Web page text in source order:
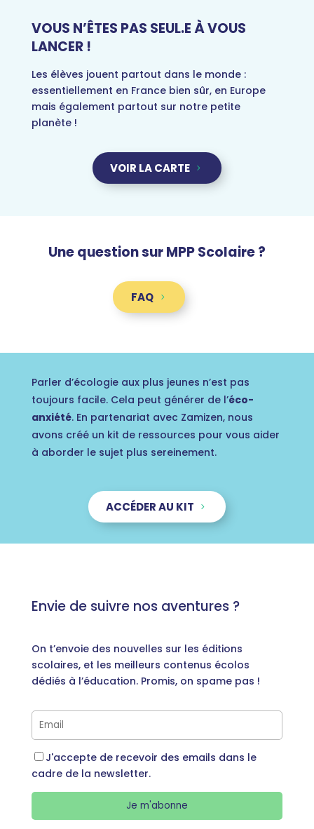
VOUS N’ÊTES PAS SEUL.E À VOUS
LANCER !
Les élèves jouent partout dans le monde :
essentiellement en France bien sûr, en Europe
mais également partout sur notre petite
planète !
VOIR LA CARTE
Une question sur MPP Scolaire ?
FAQ
Parler d’écologie aux plus jeunes n’est pas
toujours facile. Cela peut générer de l’éco-
anxiété.En partenariat avec Zamizen, nous
avons créé un kit de ressources pour vous aider
à aborder le sujet plus sereinement.
ACCÉDER AU KIT
Envie de suivre nos aventures ?
On t’envoie des nouvelles sur les éditions
scolaires, et les meilleurs contenus écolos
dédiés à l’éducation. Promis, on spame pas !
J'accepte de recevoir des emails dans le
cadre de la newsletter.
Je m'abonne